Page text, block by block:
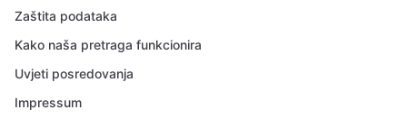
Zaštita podataka
Kako naša pretraga funkcionira
Uvjeti posredovanja
Impressum